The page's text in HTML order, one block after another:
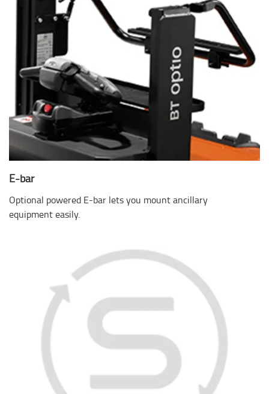
E-bar
Optional powered E-bar lets you mount ancillary
equipment easily.